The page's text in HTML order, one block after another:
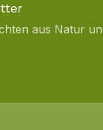
aus Natur